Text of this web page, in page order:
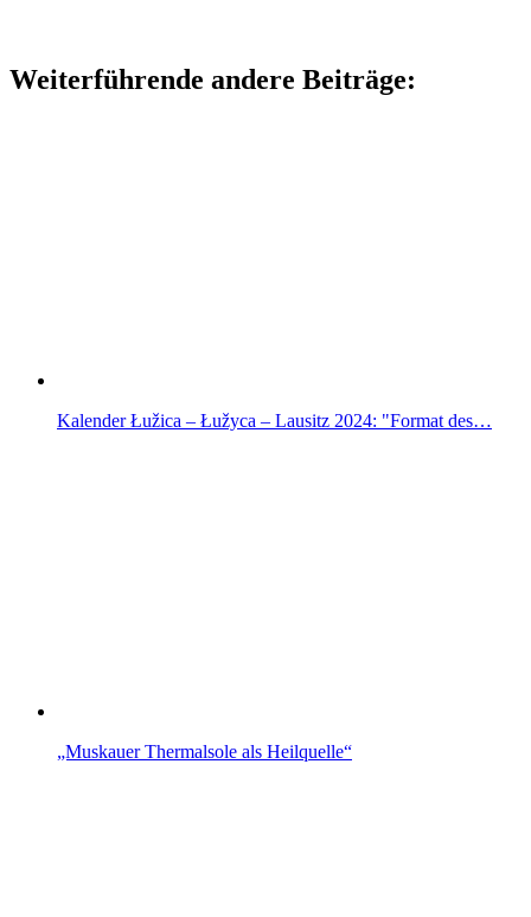
Weiterführende andere Beiträge:
Kalender Łužica – Łužyca – Lausitz 2024: "Format des…
„Muskauer Thermalsole als Heilquelle“